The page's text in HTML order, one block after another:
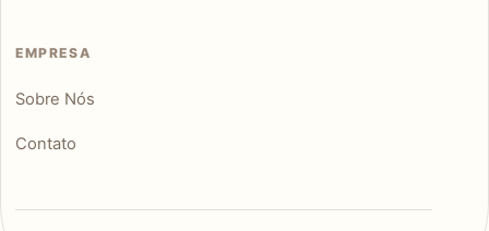
EMPRESA
Sobre Nós
Contato